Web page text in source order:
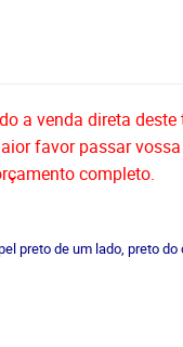
a venda direta
favor passar
completo.
preto de um lado, preto